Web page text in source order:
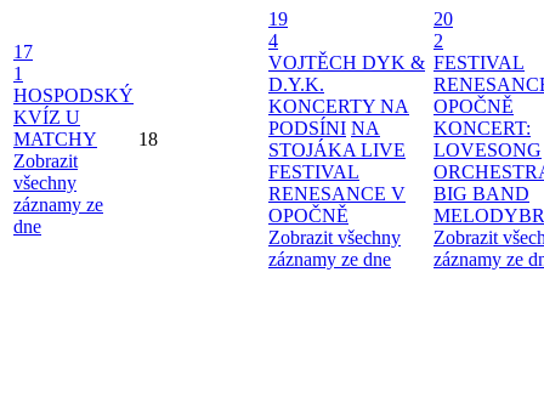
17
1
HOSPODSKÝ
KVÍZ U
MATCHY
Zobrazit
všechny
záznamy ze
dne
18
19
4
VOJTĚCH DYK &
D.Y.K.
KONCERTY NA
PODSÍNI NA
STOJÁKA LIVE
FESTIVAL
RENESANCE V
OPOČNĚ
Zobrazit všechny
záznamy ze dne
20
2
FESTIVAL
OPOČNĚ
KONCERT:
LOVESONG
BIG BAND
Zobrazit
záznamy ze